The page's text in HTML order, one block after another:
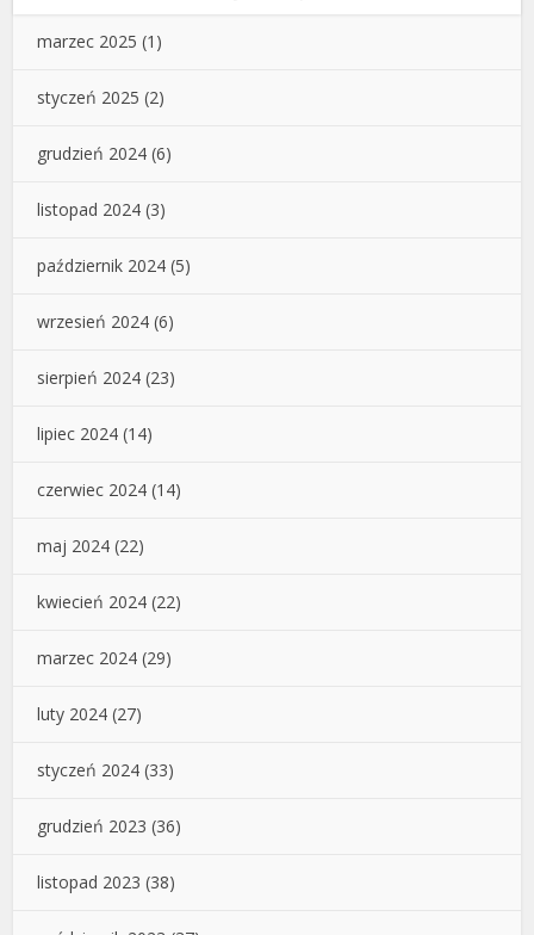
marzec 2025 (1)
styczeń 2025 (2)
grudzień 2024 (6)
listopad 2024 (3)
październik 2024 (5)
wrzesień 2024 (6)
sierpień 2024 (23)
lipiec 2024 (14)
czerwiec 2024 (14)
maj 2024 (22)
kwiecień 2024 (22)
marzec 2024 (29)
luty 2024 (27)
styczeń 2024 (33)
grudzień 2023 (36)
listopad 2023 (38)